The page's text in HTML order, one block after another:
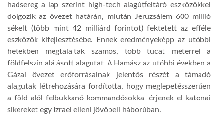
hadsereg a lap szerint high-tech alagútfeltáró eszközökkel
dolgozik az övezet határán, miután Jeruzsálem 600 millió
sékelt (több mint 42 milliárd forintot) fektetett az efféle
eszközök kifejlesztésébe. Ennek eredményeképp az utóbbi
hetekben megtaláltak számos, több tucat méterrel a
földfelszín alá ásott alagutat. A Hamász az utóbbi években a
Gázai övezet erőforrásainak jelentős részét a támadó
alagutak létrehozására fordította, hogy meglepetésszerűen
a föld alól felbukkanó kommandósokkal érjenek el katonai
sikereket egy Izrael elleni jövőbeli háborúban.